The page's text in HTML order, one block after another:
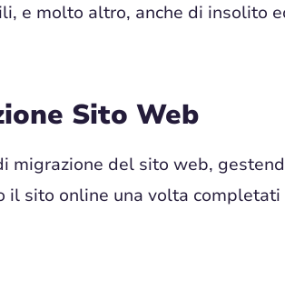
e molto altro, anche di insolito
Sito Web
migrazione del sito web,
il sito online una volta